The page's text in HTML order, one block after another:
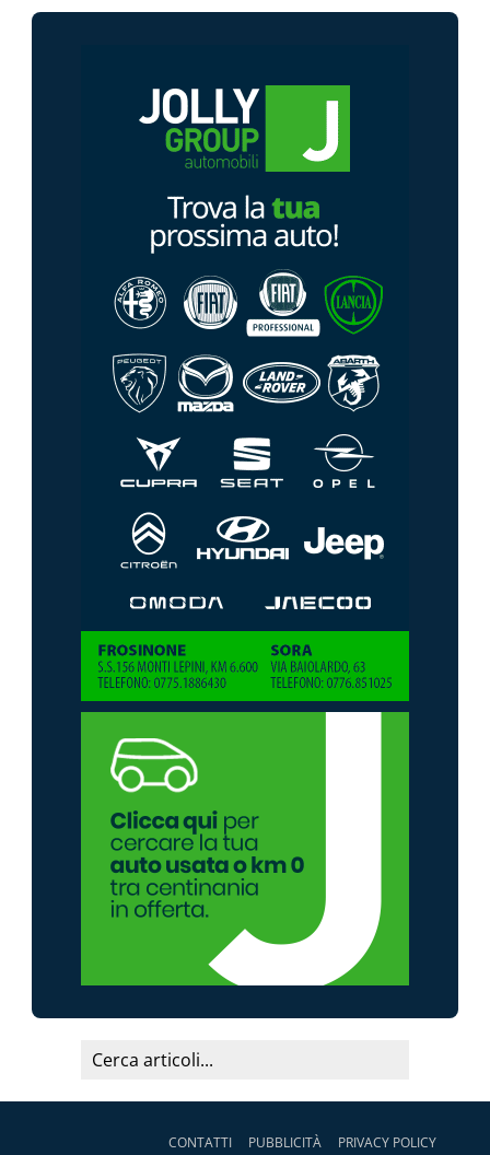
CONTATTI PUBBLICITÀ PRIVACY POLICY